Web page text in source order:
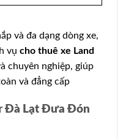
và đa dạng dòng xe,
vụ cho thuê xe Land
chuyên nghiệp, giúp
và đẳng cấp
Đà Lạt Đưa Đón